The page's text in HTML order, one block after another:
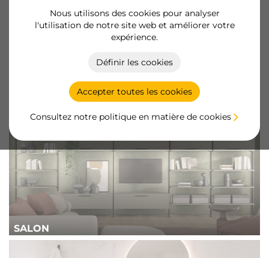
Nous utilisons des cookies pour analyser
l'utilisation de notre site web et améliorer votre
expérience.
Définir les cookies
Accepter toutes les cookies
Consultez notre politique en matière de cookies
SALON